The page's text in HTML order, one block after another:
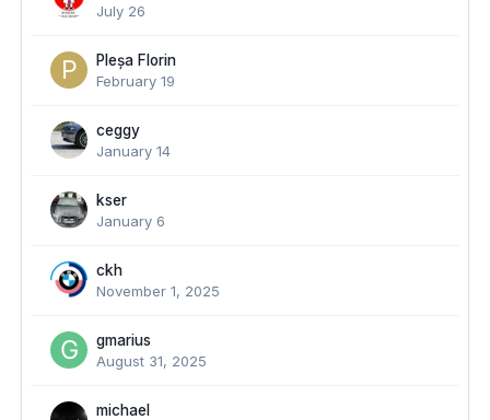
July 26
Pleșa Florin
February 19
ceggy
January 14
kser
January 6
ckh
November 1, 2025
gmarius
August 31, 2025
michael